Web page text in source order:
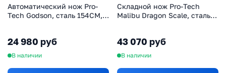
Автоматический нож Pro-
Tech Godson, сталь 154CM,
24 980 руб
В наличии
Cкладной нож Pro-Tech
Malibu Dragon Scale, сталь
43 070 руб
В наличии